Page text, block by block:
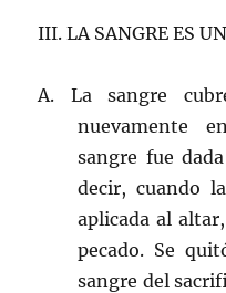
III. LA SANGRE ES
A. La sangre
nuevamente
sangre fue
decir, cuando
aplicada al
pecado. Se
sangre del